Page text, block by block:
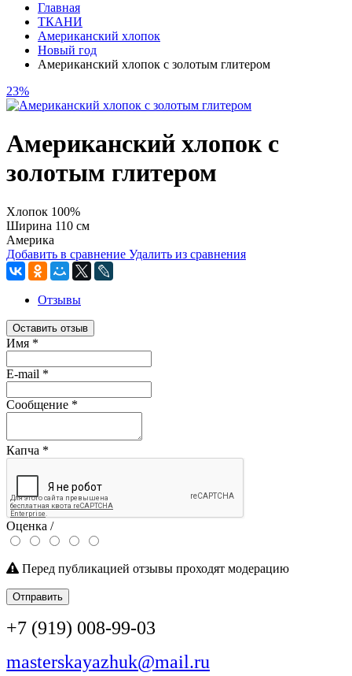
Главная
ТКАНИ
Американский хлопок
Новый год
Американский хлопок с золотым глитером
23%
Американский хлопок с
золотым глитером
Хлопок 100%
Ширина 110 см
Америка
Добавить в сравнение Удалить из сравнения
Отзывы
Оставить отзыв
Имя *
E-mail *
Сообщение *
Капча *
Оценка /
Перед публикацией отзывы проходят модерацию
Отправить
+7 (919) 008-99-03
masterskayazhuk@mail.ru